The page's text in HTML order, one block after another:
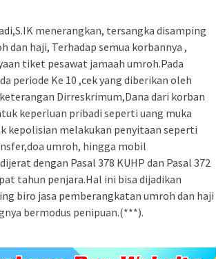
menerangkan, tersangka disamping
dan haji, Terhadap semua korbannya ,
tiket pesawat jamaah umroh.Pada
periode Ke 10 ,cek yang diberikan oleh
Dirreskrimum,Dana dari korban
keperluan pribadi seperti uang muka
kepolisian melakukan penyitaan seperti
umroh, hingga mobil
dengan Pasal 378 KUHP dan Pasal 372
tahun penjara.Hal ini bisa dijadikan
biro jasa pemberangkatan umroh dan haji
bermodus penipuan.(***).